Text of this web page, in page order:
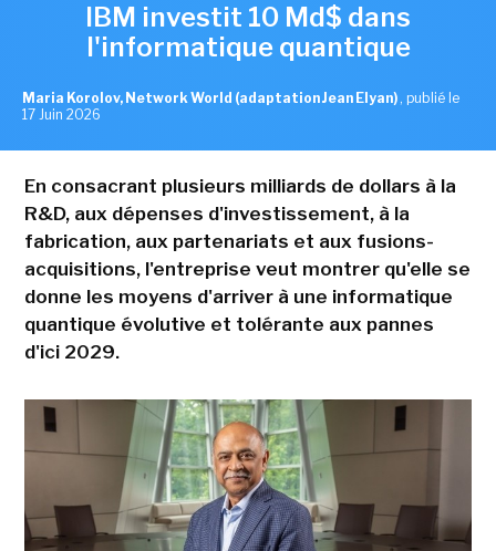
IBM investit 10 Md$ dans
l'informatique quantique
Maria Korolov, Network World (adaptation Jean Elyan) , publié le
17 Juin 2026
En consacrant plusieurs milliards de dollars à la
R&D, aux dépenses d'investissement, à la
fabrication, aux partenariats et aux fusions-
acquisitions, l'entreprise veut montrer qu'elle se
donne les moyens d'arriver à une informatique
quantique évolutive et tolérante aux pannes
d'ici 2029.